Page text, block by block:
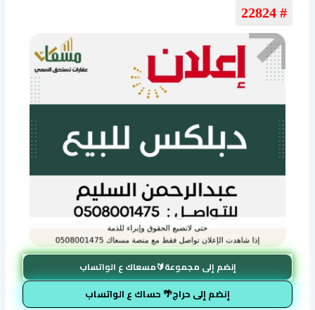
# 22824
إنضم إلى مجموعة🔰مسعاك ع الواتساب
إنضم إلى حراج🌴 حساك ع الواتساب